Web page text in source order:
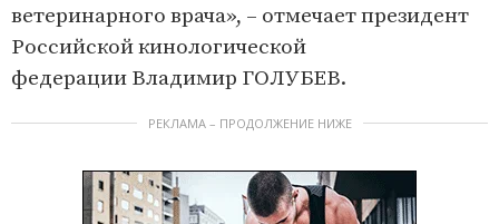
ветеринарного врача», – отмечает президент
Российской кинологической
федерации Владимир ГОЛУБЕВ.
РЕКЛАМА – ПРОДОЛЖЕНИЕ НИЖЕ